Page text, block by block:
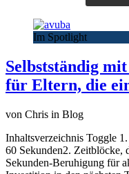
Im Spotlight
Selbstständig
für Eltern, die
von Chris in Blog
Inhaltsverzeichnis Toggle
60 Sekunden2. Zeitblöcke,
Sekunden-Beruhigung für